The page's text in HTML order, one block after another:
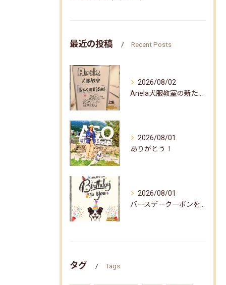
最近の投稿 Recent Posts
2026/08/02
2026/08/01
ありがとう！
2026/08/01
タグ Tags